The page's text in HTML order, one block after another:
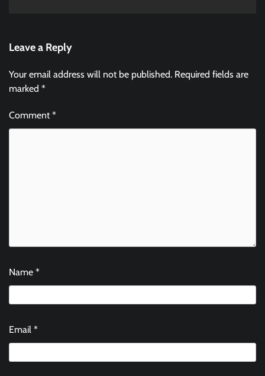
Leave a Reply
Your email address will not be published. Required fields are
marked *
Comment*
Name *
Email *